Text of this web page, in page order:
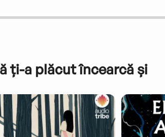
ți-a plăcut încearcă și